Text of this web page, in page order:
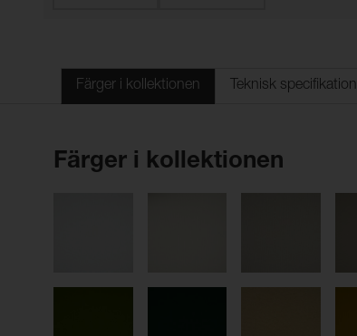
Färger i kollektionen Teknisk specifikation
Färger i kollektionen